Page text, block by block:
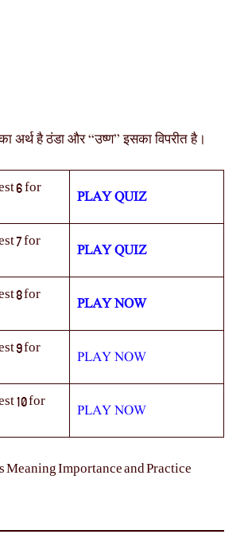
अर्थ है ठंडा और “उष्ण” इसका विपरीत है।
6 for
PLAY QUIZ
7 for
PLAY QUIZ
8 for
PLAY NOW
9 for
PLAY NOW
10 for
PLAY NOW
Meaning Importance and Practice